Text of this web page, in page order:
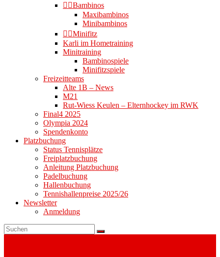
👉🏻Bambinos
Maxibambinos
Minibambinos
👉🏻Minifitz
Karli im Hometraining
Minitraining
Bambinospiele
Minifitzspiele
Freizeitteams
Alte 1B – News
M21
Rut-Wiess Keulen – Elternhockey im RWK
Final4 2025
Olympia 2024
Spendenkonto
Platzbuchung
Status Tennisplätze
Freiplatzbuchung
Anleitung Platzbuchung
Padelbuchung
Hallenbuchung
Tennishallenpreise 2025/26
Newsletter
Anmeldung